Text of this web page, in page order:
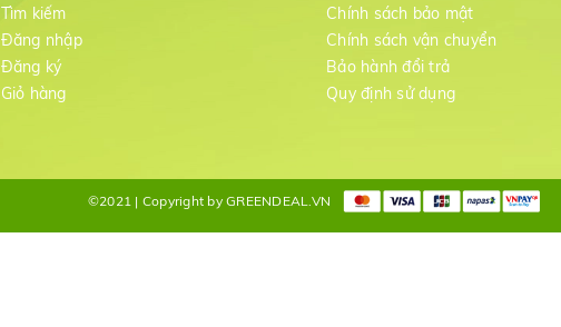
Tìm kiếm
Đăng nhập
Đăng ký
Giỏ hàng
Chính sách bảo mật
Chính sách vận chuyển
Bảo hành đổi trả
Quy định sử dụng
©2021 | Copyright by GREENDEAL.VN